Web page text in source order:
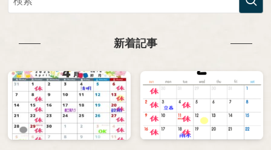
新着記事